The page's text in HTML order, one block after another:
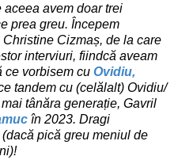
aceea avem doar trei
prea greu. Începem
Cizmaș, de la care
interviuri, fiindcă aveam
ce vorbisem cu Ovidiu,
tandem cu (celălalt) Ovidiu/
tânăra generație, Gavril
în 2023. Dragi
pică greu meniul de